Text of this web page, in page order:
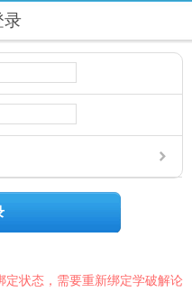
录
定状态，需要重新绑定学破解论